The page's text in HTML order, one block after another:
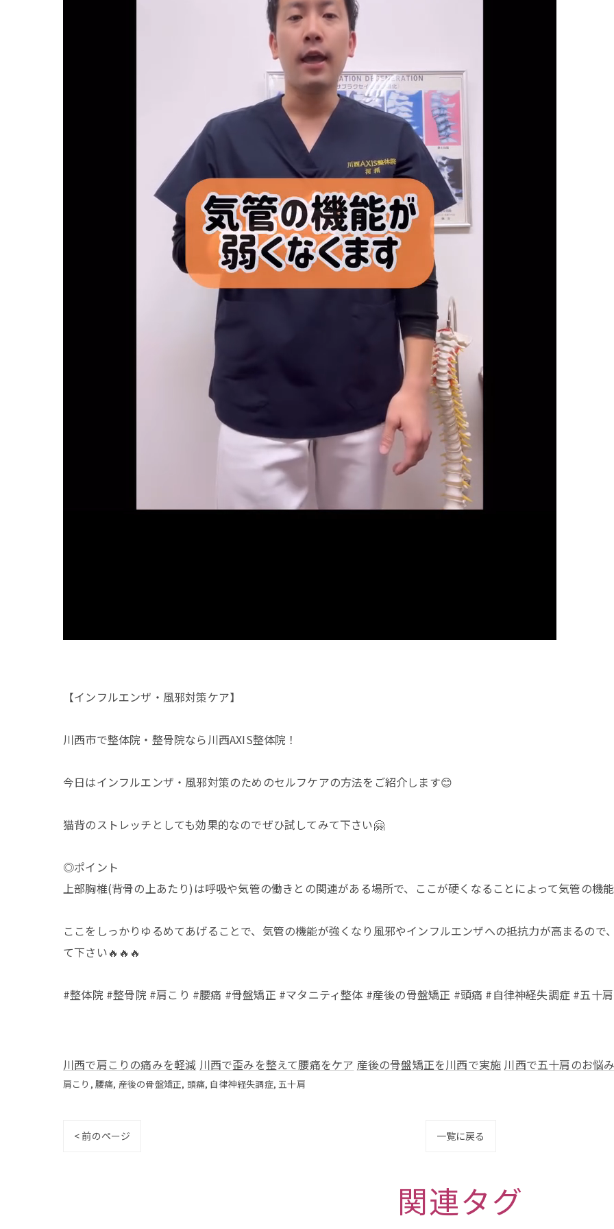
生理痛
坐骨神経痛
めまい
耳鳴り
ハリウッド式美容鍼
【インフルエンザ・風邪対策ケア】
川西市で整体院・整骨院なら川西AXIS整体院！
今日はインフルエンザ・風邪対策のためのセルフケアの方法をご紹介します😊
猫背のストレッチとしても効果的なのでぜひ試してみて下さい🤗
◎ポイント
上部胸椎(背骨の上あたり)は呼吸や気管の働きとの関連がある場所で、ここが硬くなることによって気管の機能
ここをしっかりゆるめてあげることで、気管の機能が強くなり風邪やインフルエンザへの抵抗力が高まるので
て下さい🔥🔥🔥
#整体院 #整骨院 #肩こり #腰痛 #骨盤矯正 #マタニティ整体 #産後の骨盤矯正 #頭痛 #自律神経失調症 #五十
川西で肩こりの痛みを軽減 川西で歪みを整えて腰痛をケア 産後の骨盤矯正を川西で実施 川西で五十肩のお悩
肩こり 腰痛 産後の骨盤矯正 頭痛 自律神経失調症 五十肩
< 前のページ 一覧に戻る
関連タグ